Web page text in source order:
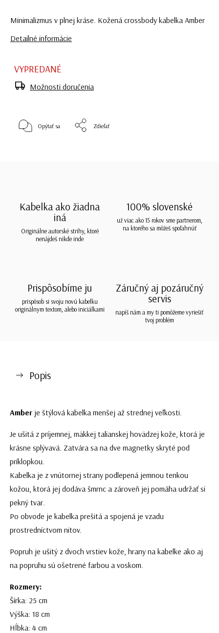
Minimalizmus v plnej kráse. Kožená crossbody kabelka Amber
Detailné informácie
VYPREDANÉ
Možnosti doručenia
Opýtať sa Zdieľať
Kabelka ako žiadna
iná
Originálne autorské strihy, ktoré
nenájdeš nikde inde
100% slovenské
už viac ako 15 rokov sme partnerom,
na ktorého sa môžeš spoľahnúť
Prispôsobíme ju
prispôsob si svoju novú kabelku
originálnym textom, alebo iniciálkami
Záručný aj pozáručný
servis
napíš nám a my ti pomôžeme vyriešiť
tvoj problém
Popis
Amber je štýlová kabelka menšej až strednej veľkosti.
Je ušitá z príjemnej, mäkkej talianskej hovädzej kože, ktorá je
krásne splývavá. Zatvára sa na dve magnetky skryté pod
príklopkou.
Kabelka je z vnútornej strany podlepená jemnou tenkou
kožou, ktorá jej dodáva šmrnc a zároveň jej pomáha udržať si
pekný tvar.
Po obvode je kabelka prešitá a spojená je vzadu
prostredníctvom nitov.
Popruh je ušitý z dvoch vrstiev kože, hrany na kabelke ako aj
na popruhu sú ošetrené farbou a voskom.
Rozmery:
Šírka: 25 cm
Výška: 18 cm
Hĺbka: 4 cm